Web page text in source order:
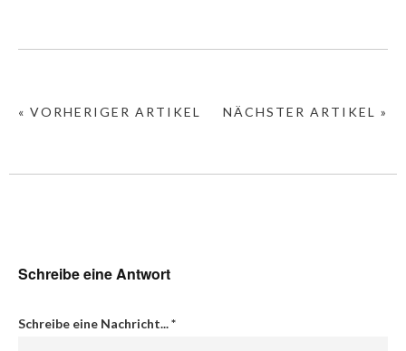
NÄCHSTER ARTIKEL »
« VORHERIGER ARTIKEL
Schreibe eine Antwort
Schreibe eine Nachricht...*